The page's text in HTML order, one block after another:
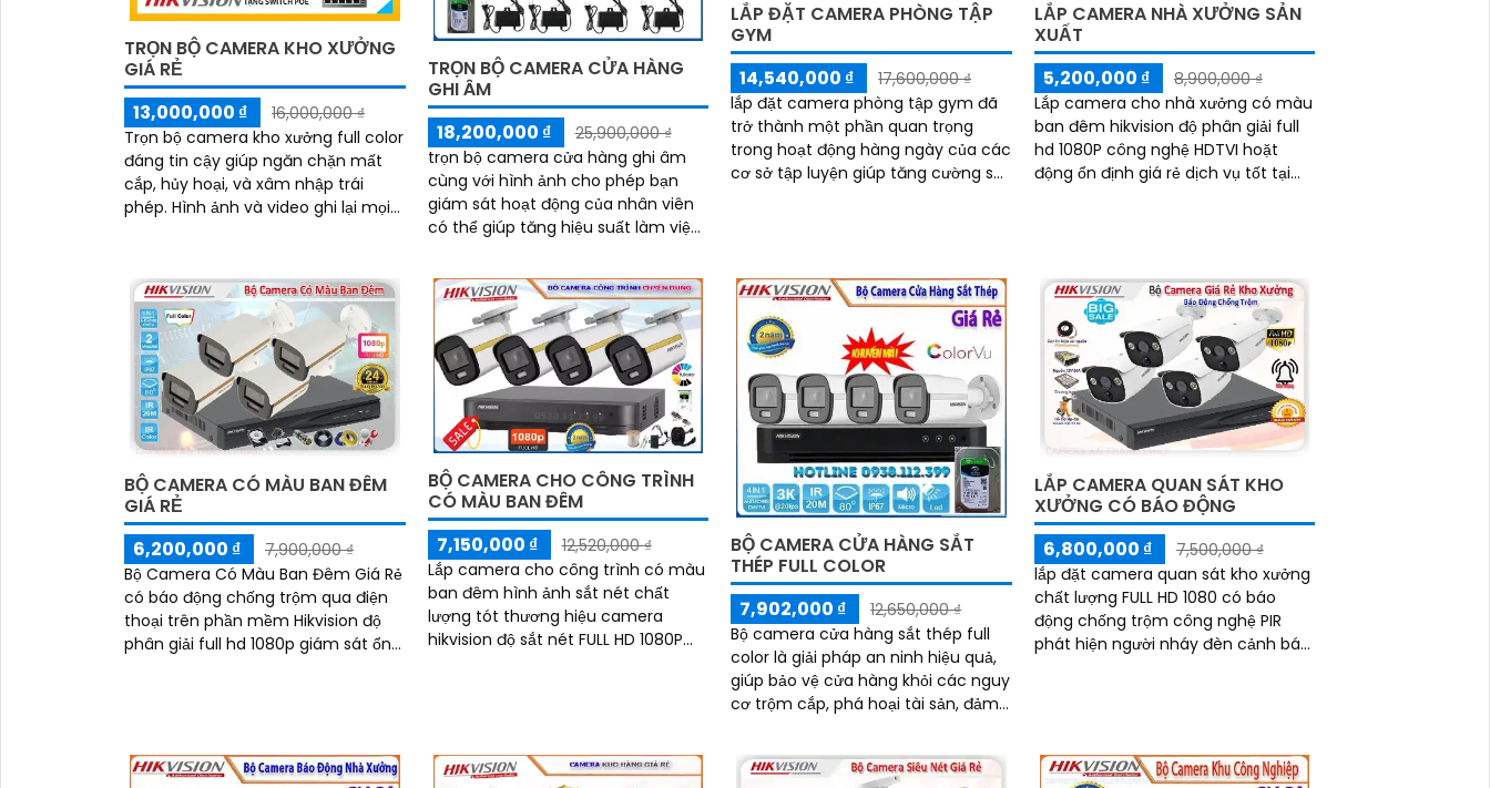
TRỌN BỘ CAMERA KHO XƯỞNG
GIÁ RẺ
13,000,000 ₫
16,000,000 ₫
Trọn bộ camera kho xưởng full color
đáng tin cậy giúp ngăn chặn mất
cắp, hủy hoại, và xâm nhập trái
phép. Hình ảnh và video ghi lại mọi
kịp thời
TRỌN BỘ CAMERA CỬA HÀNG
GHI ÂM
18,200,000 ₫
25,900,000 ₫
trọn bộ camera cửa hàng ghi âm
cùng với hình ảnh cho phép bạn
giám sát hoạt động của nhân viên
có thể giúp tăng hiệu suất làm việc
hạn hoặc gian lận.
LẮP ĐẶT CAMERA PHÒNG TẬP
GYM
14,540,000 ₫
17,600,000 ₫
lắp đặt camera phòng tập gym đã
trở thành một phần quan trọng
trong hoạt động hàng ngày của các
cơ sở tập luyện giúp tăng cường sự
LẮP CAMERA NHÀ XƯỞNG SẢN
XUẤT
5,200,000 ₫
8,900,000 ₫
Lắp camera cho nhà xưởng có màu
ban đêm hikvision độ phân giải full
hd 1080P công nghệ HDTVI hoặt
động ổn định giá rẻ dịch vụ tốt tại
BỘ CAMERA CÓ MÀU BAN ĐÊM
GIÁ RẺ
6,200,000 ₫
7,900,000 ₫
Bộ Camera Có Màu Ban Đêm Giá Rẻ
có báo động chống trộm qua điện
thoại trên phần mềm Hikvision độ
phân giải full hd 1080p giám sát ổn
BỘ CAMERA CHO CÔNG TRÌNH
CÓ MÀU BAN ĐÊM
7,150,000 ₫
12,520,000 ₫
Lắp camera cho công trình có màu
ban đêm hình ảnh sắt nét chất
lượng tót thương hiệu camera
hikvision độ sắt nét FULL HD 1080P
BỘ CAMERA CỬA HÀNG SẮT
THÉP FULL COLOR
7,902,000 ₫
12,650,000 ₫
Bộ camera cửa hàng sắt thép full
color là giải pháp an ninh hiệu quả,
giúp bảo vệ cửa hàng khỏi các nguy
cơ trộm cắp, phá hoại tài sản, đảm
nhân...
LẮP CAMERA QUAN SÁT KHO
XƯỞNG CÓ BÁO ĐỘNG
6,800,000 ₫
7,500,000 ₫
lắp đặt camera quan sát kho xưởng
chất lượng FULL HD 1080 có báo
động chống trộm công nghệ PIR
phát hiện người nháy đèn cảnh báo,